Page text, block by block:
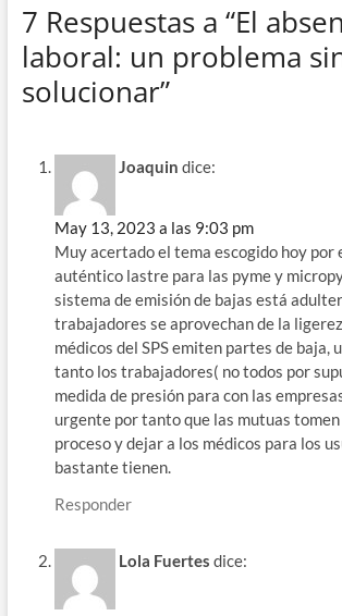
7 Respuestas a “El
laboral: un problema
solucionar”
Joaquin dice:
May 13, 2023 a las 9:03 pm
Muy acertado el tema escogido hoy por
auténtico lastre para las pyme y
sistema de emisión de bajas está
trabajadores se aprovechan de la
médicos del SPS emiten partes de baja,
tanto los trabajadores( no todos por
medida de presión para con las
urgente por tanto que las mutuas
proceso y dejar a los médicos para los
bastante tienen.
Responder
Lola Fuertes dice: